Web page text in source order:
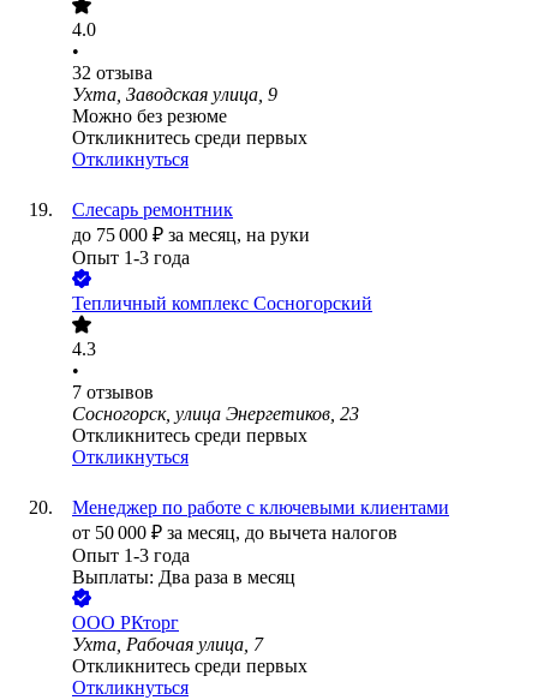
4.0
•
32 отзыва
Ухта, Заводская улица, 9
Можно без резюме
Откликнитесь среди первых
Откликнуться
Слесарь ремонтник
до 75 000 ₽ за месяц, на руки
Опыт 1-3 года
Тепличный комплекс Сосногорский
4.3
•
7 отзывов
Сосногорск, улица Энергетиков, 23
Откликнитесь среди первых
Откликнуться
Менеджер по работе с ключевыми клиентами
от 50 000 ₽ за месяц, до вычета налогов
Опыт 1-3 года
Выплаты: Два раза в месяц
ООО РКторг
Ухта, Рабочая улица, 7
Откликнитесь среди первых
Откликнуться